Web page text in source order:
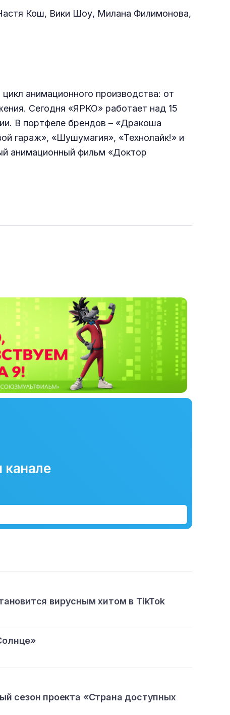
Кош, Вики Шоу, Милана Филимонова,
анимационного производства: от
Сегодня «ЯРКО» работает над 15
В портфеле брендов – «Дракоша
гараж», «Шушумагия», «Технолайк!» и
анимационный фильм «Доктор
канале
вирусным хитом в TikTok
сезон проекта «Страна доступных